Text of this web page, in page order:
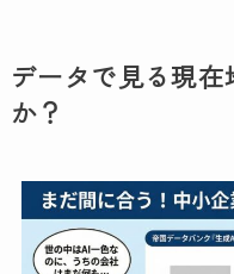
データで見る現
か？